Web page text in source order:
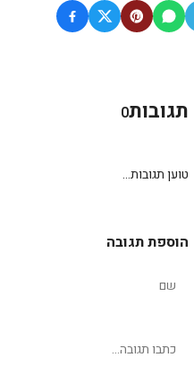
תגובות0
טוען תגובות...
הוספת תגובה